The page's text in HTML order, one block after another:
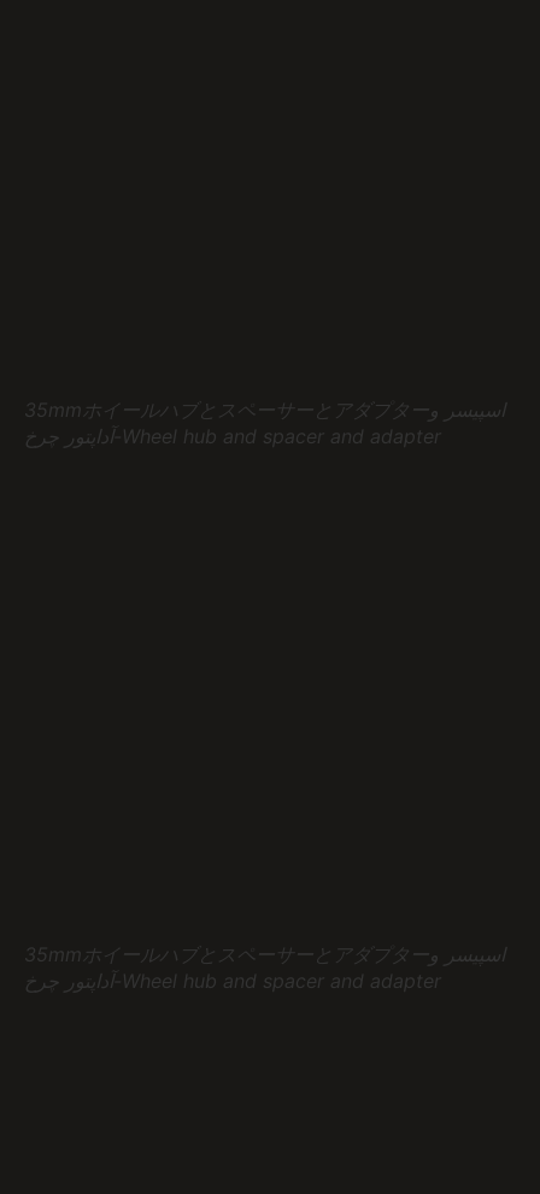
35mmホイールハブとスペーサーとアダプターاسپیسر و
آداپتور چرخ-Wheel hub and spacer and adapter
35mmホイールハブとスペーサーとアダプターاسپیسر و
آداپتور چرخ-Wheel hub and spacer and adapter